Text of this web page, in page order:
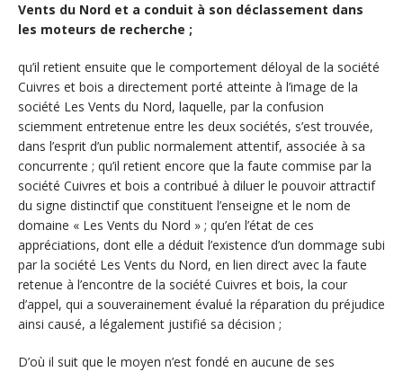
Vents du Nord et a conduit à son déclassement dans
les moteurs de recherche ;
qu’il retient ensuite que le comportement déloyal de la société
Cuivres et bois a directement porté atteinte à l’image de la
société Les Vents du Nord, laquelle, par la confusion
sciemment entretenue entre les deux sociétés, s’est trouvée,
dans l’esprit d’un public normalement attentif, associée à sa
concurrente ; qu’il retient encore que la faute commise par la
société Cuivres et bois a contribué à diluer le pouvoir attractif
du signe distinctif que constituent l’enseigne et le nom de
domaine « Les Vents du Nord » ; qu’en l’état de ces
appréciations, dont elle a déduit l’existence d’un dommage subi
par la société Les Vents du Nord, en lien direct avec la faute
retenue à l’encontre de la société Cuivres et bois, la cour
d’appel, qui a souverainement évalué la réparation du préjudice
ainsi causé, a légalement justifié sa décision ;
D’où il suit que le moyen n’est fondé en aucune de ses